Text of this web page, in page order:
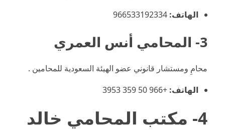
الهاتف:
3- المحامي أنس العمري
محامِ ومستشار قانوني عضو الهيئة السعودية للمحامين .
الهاتف: +966 50 359 3953
4- مكتب المحامي خالد